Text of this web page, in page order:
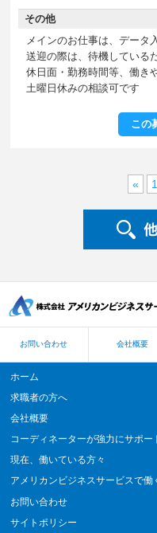
その他
メインのお仕事は、データ
送迎の際は、待機している
休日面・勤務時間等、働き
土曜日休みの相談可です
この
« 1
お問い合わせ 会社概要
ホーム
求職者の方へ
会社概要
コーディネーターが強力にサポー
現在、働いている方々
アメリカンビジネスサービスで働
お問い合わせ
サイトポリシー